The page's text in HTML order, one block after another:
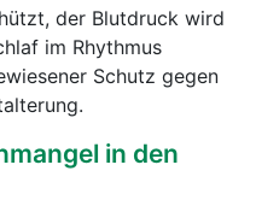
der Blutdruck wird
im Rhythmus
Schutz gegen
in den